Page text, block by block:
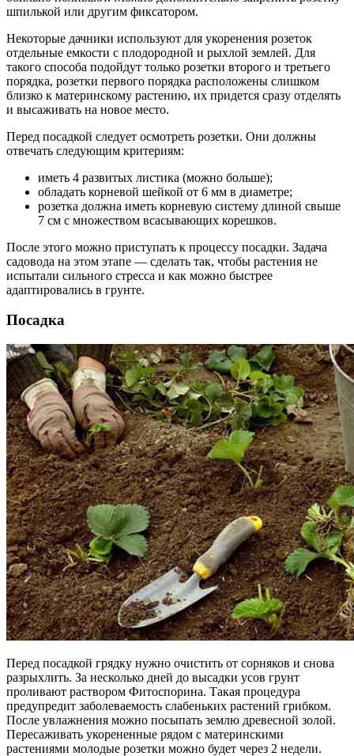
шпилькой или другим фиксатором.
Некоторые дачники используют для укоренения розеток
отдельные емкости с плодородной и рыхлой землей. Для
такого способа подойдут только розетки второго и третьего
порядка, розетки первого порядка расположены слишком
близко к материнскому растению, их придется сразу отделять
и высаживать на новое место.
Перед посадкой следует осмотреть розетки. Они должны
отвечать следующим критериям:
иметь 4 развитых листика (можно больше);
обладать корневой шейкой от 6 мм в диаметре;
розетка должна иметь корневую систему длиной свыше
7 см с множеством всасывающих корешков.
После этого можно приступать к процессу посадки. Задача
садовода на этом этапе — сделать так, чтобы растения не
испытали сильного стресса и как можно быстрее
адаптировались в грунте.
Посадка
Перед посадкой грядку нужно очистить от сорняков и снова
разрыхлить. За несколько дней до высадки усов грунт
проливают раствором Фитоспорина. Такая процедура
предупредит заболеваемость слабеньких растений грибком.
После увлажнения можно посыпать землю древесной золой.
Пересаживать укорененные рядом с материнскими
растениями молодые розетки можно будет через 2 недели.